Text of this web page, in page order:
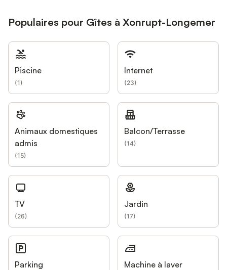
Populaires pour Gîtes à Xonrupt-Longemer
Piscine
(1)
Internet
(23)
Animaux domestiques
admis
(15)
Balcon/Terrasse
(14)
TV
(26)
Jardin
(17)
Parking Machine à laver